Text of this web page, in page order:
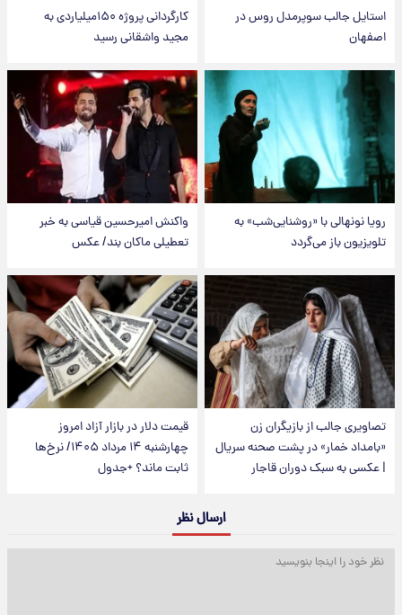
استایل جالب سوپرمدل روس در
اصفهان
کارگردانی پروژه ۱۵۰میلیاردی به
مجید واشقانی رسید
رویا نونهالی با «روشنایی‌شب» به
تلویزیون باز می‌گردد
واکنش امیرحسین قیاسی به خبر
تعطیلی ماکان بند/ عکس
تصاویری جالب از بازیگران زن
«بامداد خمار» در پشت صحنه سریال
| عکسی به سبک دوران قاجار
قیمت دلار در بازار آزاد امروز
چهارشنبه ۱۴ مرداد ۱۴۰۵/ نرخ‌ها
ثابت ماند؟ +جدول
ارسال نظر